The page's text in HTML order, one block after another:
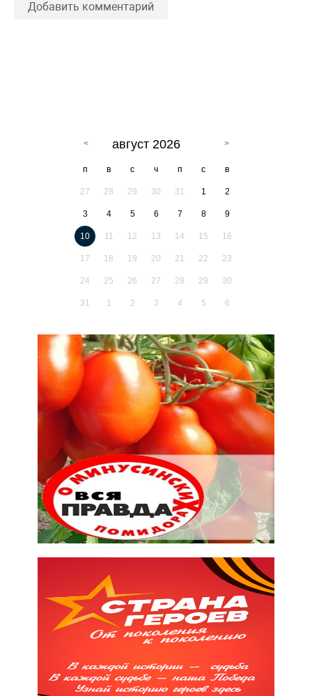
Добавить комментарий
август 2026
п в с ч п с в
27 28 29 30 31 1 2
3 4 5 6 7 8 9
10 11 12 13 14 15 16
17 18 19 20 21 22 23
24 25 26 27 28 29 30
31 1 2 3 4 5 6